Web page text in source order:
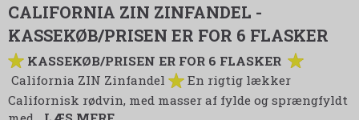
CALIFORNIA ZIN ZINFANDEL -
KASSEKØB/PRISEN ER FOR 6 FLASKER
KASSEKØB/PRISEN ER FOR 6 FLASKER
California ZIN Zinfandel
En rigtig lækker
Californisk rødvin, med masser af fylde og sprængfyldt